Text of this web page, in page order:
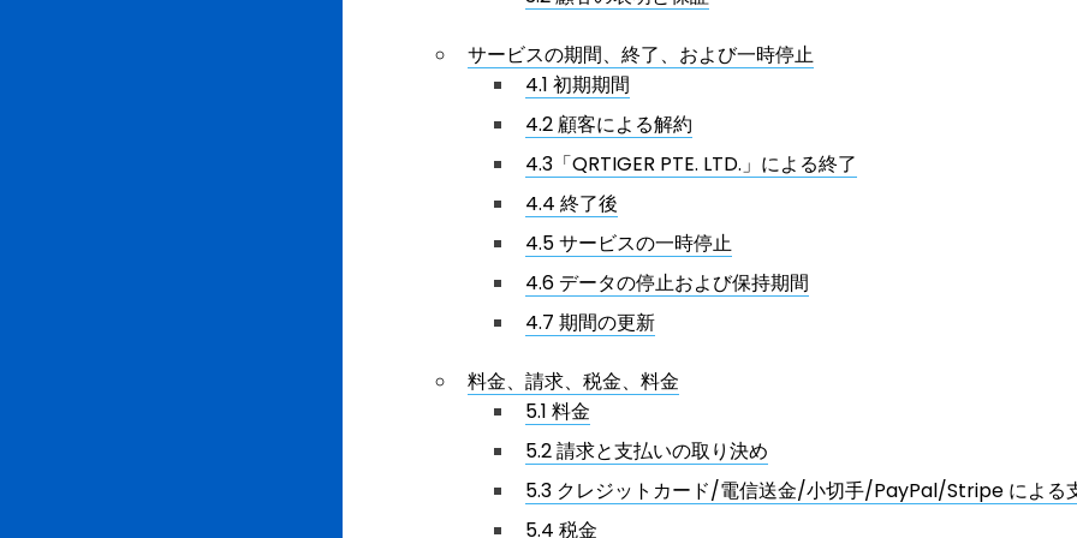
サービスの期間、終了、および一時停止
4.1 初期期間
4.2 顧客による解約
4.3「QRTIGER PTE. LTD.」による終了
4.4 終了後
4.5 サービスの一時停止
4.6 データの停止および保持期間
4.7 期間の更新
料金、請求、税金、料金
5.1 料金
5.2 請求と支払いの取り決め
5.3 クレジットカード/電信送金/小切手/PayPal/Stripe による
5.4 税金